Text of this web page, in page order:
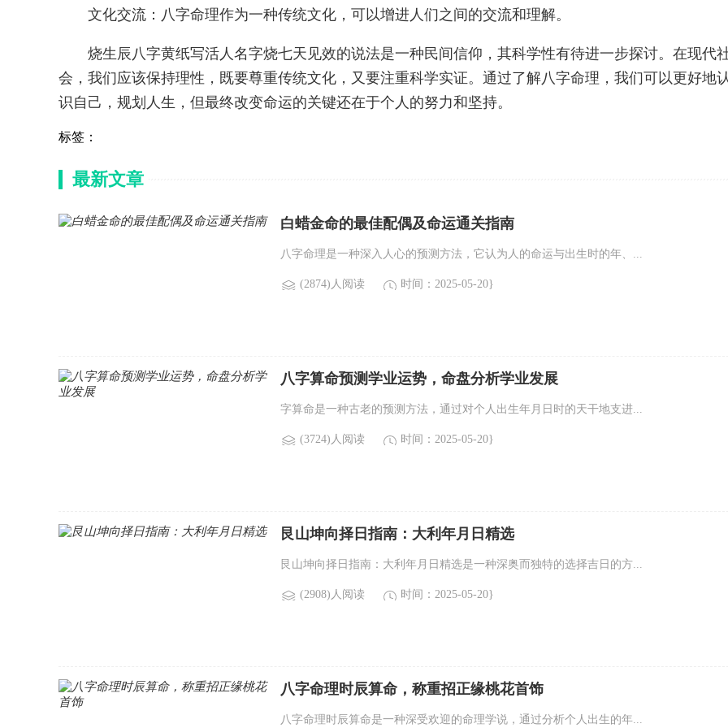
文化交流：八字命理作为一种传统文化，可以增进人们之间的交流和理解。
烧生辰八字黄纸写活人名字烧七天见效的说法是一种民间信仰，其科学性有待进一步探讨。在现代
会，我们应该保持理性，既要尊重传统文化，又要注重科学实证。通过了解八字命理，我们可以更好地
识自己，规划人生，但最终改变命运的关键还在于个人的努力和坚持。
标签：
最新文章
白蜡金命的最佳配偶及命运通关指南
八字命理是一种深入人心的预测方法，它认为人的命运与出生时的年、...
(2874)人阅读 时间：2025-05-20}
八字算命预测学业运势，命盘分析学业发展
字算命是一种古老的预测方法，通过对个人出生年月日时的天干地支进...
(3724)人阅读 时间：2025-05-20}
艮山坤向择日指南：大利年月日精选
艮山坤向择日指南：大利年月日精选是一种深奥而独特的选择吉日的方...
(2908)人阅读 时间：2025-05-20}
八字命理时辰算命，称重招正缘桃花首饰
八字命理时辰算命是一种深受欢迎的命理学说，通过分析个人出生的年...